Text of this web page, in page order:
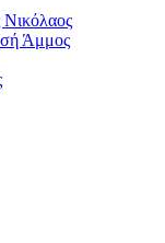
Άμμος